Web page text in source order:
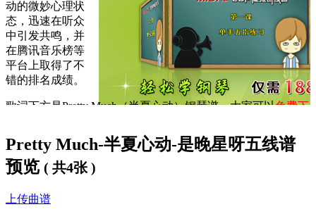
动的微妙心理状
态，迅速在听众
中引发共鸣，并
在腾讯音乐榜等
平台上取得了不
错的排名成绩。
歌词下方是Pretty Much（半夏心动）钢琴谱，大家可以免费下
Pretty Much（半夏心动）歌词：
Da-da 差不多吧
Da-da, pretty much
Pretty Much-半夏心动-是晚星呀五线谱
预览 ( 共4张 )
上传曲谱